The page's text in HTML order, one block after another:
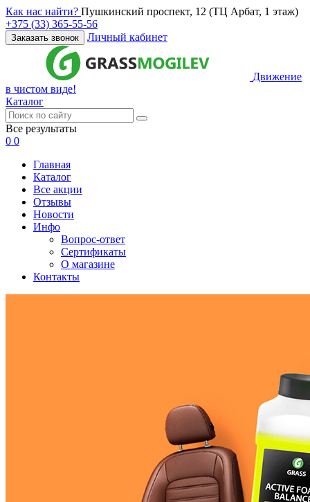
Как нас найти? Пушкинский проспект, 12 (ТЦ Арбат, 1 этаж)
+375 (33) 365-55-56
Заказать звонок Личный кабинет
Движение
в чистом виде!
Каталог
Все результаты
0 0
Главная
Каталог
Все акции
Отзывы
Новости
Инфо
Вопрос-ответ
Сертификаты
О магазине
Контакты